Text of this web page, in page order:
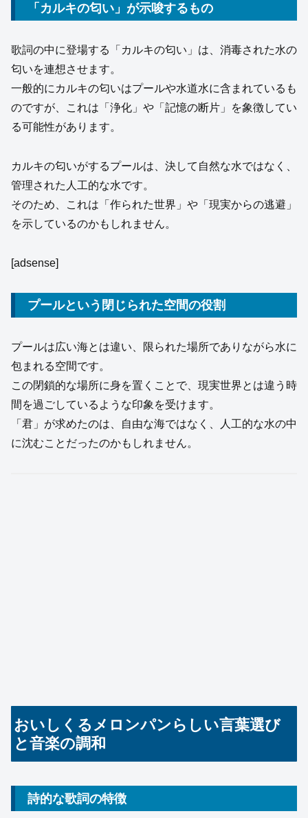
「カルキの匂い」が示唆するもの
歌詞の中に登場する「カルキの匂い」は、消毒された水の
匂いを連想させます。
一般的にカルキの匂いはプールや水道水に含まれているも
のですが、これは「浄化」や「記憶の断片」を象徴してい
る可能性があります。
カルキの匂いがするプールは、決して自然な水ではなく、
管理された人工的な水です。
そのため、これは「作られた世界」や「現実からの逃避」
を示しているのかもしれません。
[adsense]
プールという閉じられた空間の役割
プールは広い海とは違い、限られた場所でありながら水に
包まれる空間です。
この閉鎖的な場所に身を置くことで、現実世界とは違う時
間を過ごしているような印象を受けます。
「君」が求めたのは、自由な海ではなく、人工的な水の中
に沈むことだったのかもしれません。
おいしくるメロンパンらしい言葉選び
と音楽の調和
詩的な歌詞の特徴